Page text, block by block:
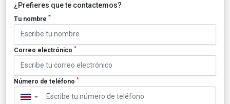
¿Prefieres que te contactemos?
Tu nombre *
Correo electrónico *
Número de teléfono *
▼